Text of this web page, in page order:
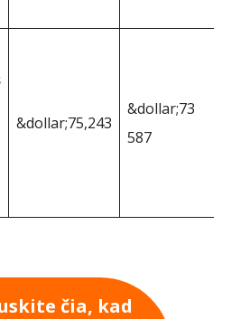
&dollar;75,243
&dollar;73
587
čia, kad